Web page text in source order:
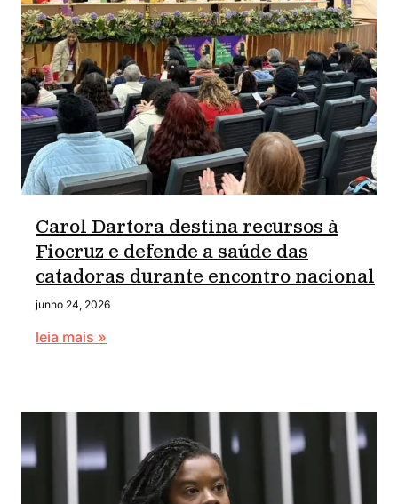
Carol Dartora destina recursos à
Fiocruz e defende a saúde das
catadoras durante encontro nacional
junho 24, 2026
leia mais »